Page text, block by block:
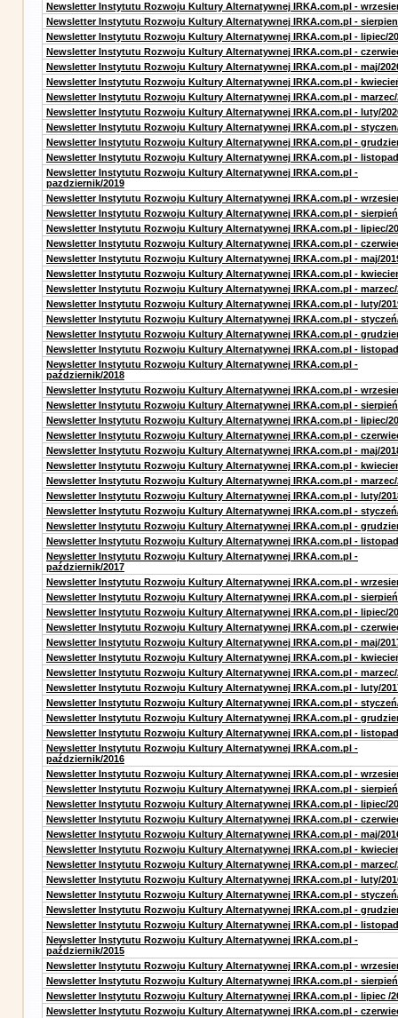
Newsletter Instytutu Rozwoju Kultury Alternatywnej IRKA.com.pl -
Newsletter Instytutu Rozwoju Kultury Alternatywnej IRKA.com.pl -
Newsletter Instytutu Rozwoju Kultury Alternatywnej IRKA.com.pl - lipiec/
Newsletter Instytutu Rozwoju Kultury Alternatywnej IRKA.com.pl -
Newsletter Instytutu Rozwoju Kultury Alternatywnej IRKA.com.pl - maj/
Newsletter Instytutu Rozwoju Kultury Alternatywnej IRKA.com.pl -
Newsletter Instytutu Rozwoju Kultury Alternatywnej IRKA.com.pl - marzec/
Newsletter Instytutu Rozwoju Kultury Alternatywnej IRKA.com.pl - luty/
Newsletter Instytutu Rozwoju Kultury Alternatywnej IRKA.com.pl -
Newsletter Instytutu Rozwoju Kultury Alternatywnej IRKA.com.pl -
Newsletter Instytutu Rozwoju Kultury Alternatywnej IRKA.com.pl -
Newsletter Instytutu Rozwoju Kultury Alternatywnej IRKA.com.pl -
pazdziernik/2019
Newsletter Instytutu Rozwoju Kultury Alternatywnej IRKA.com.pl -
Newsletter Instytutu Rozwoju Kultury Alternatywnej IRKA.com.pl -
Newsletter Instytutu Rozwoju Kultury Alternatywnej IRKA.com.pl - lipiec/
Newsletter Instytutu Rozwoju Kultury Alternatywnej IRKA.com.pl -
Newsletter Instytutu Rozwoju Kultury Alternatywnej IRKA.com.pl - maj/
Newsletter Instytutu Rozwoju Kultury Alternatywnej IRKA.com.pl -
Newsletter Instytutu Rozwoju Kultury Alternatywnej IRKA.com.pl - marzec/
Newsletter Instytutu Rozwoju Kultury Alternatywnej IRKA.com.pl - luty/
Newsletter Instytutu Rozwoju Kultury Alternatywnej IRKA.com.pl -
Newsletter Instytutu Rozwoju Kultury Alternatywnej IRKA.com.pl -
Newsletter Instytutu Rozwoju Kultury Alternatywnej IRKA.com.pl -
Newsletter Instytutu Rozwoju Kultury Alternatywnej IRKA.com.pl -
październik/2018
Newsletter Instytutu Rozwoju Kultury Alternatywnej IRKA.com.pl -
Newsletter Instytutu Rozwoju Kultury Alternatywnej IRKA.com.pl -
Newsletter Instytutu Rozwoju Kultury Alternatywnej IRKA.com.pl - lipiec/
Newsletter Instytutu Rozwoju Kultury Alternatywnej IRKA.com.pl -
Newsletter Instytutu Rozwoju Kultury Alternatywnej IRKA.com.pl - maj/
Newsletter Instytutu Rozwoju Kultury Alternatywnej IRKA.com.pl -
Newsletter Instytutu Rozwoju Kultury Alternatywnej IRKA.com.pl - marzec/
Newsletter Instytutu Rozwoju Kultury Alternatywnej IRKA.com.pl - luty/
Newsletter Instytutu Rozwoju Kultury Alternatywnej IRKA.com.pl -
Newsletter Instytutu Rozwoju Kultury Alternatywnej IRKA.com.pl -
Newsletter Instytutu Rozwoju Kultury Alternatywnej IRKA.com.pl -
Newsletter Instytutu Rozwoju Kultury Alternatywnej IRKA.com.pl -
październik/2017
Newsletter Instytutu Rozwoju Kultury Alternatywnej IRKA.com.pl -
Newsletter Instytutu Rozwoju Kultury Alternatywnej IRKA.com.pl -
Newsletter Instytutu Rozwoju Kultury Alternatywnej IRKA.com.pl - lipiec/
Newsletter Instytutu Rozwoju Kultury Alternatywnej IRKA.com.pl -
Newsletter Instytutu Rozwoju Kultury Alternatywnej IRKA.com.pl - maj/
Newsletter Instytutu Rozwoju Kultury Alternatywnej IRKA.com.pl -
Newsletter Instytutu Rozwoju Kultury Alternatywnej IRKA.com.pl - marzec/
Newsletter Instytutu Rozwoju Kultury Alternatywnej IRKA.com.pl - luty/
Newsletter Instytutu Rozwoju Kultury Alternatywnej IRKA.com.pl -
Newsletter Instytutu Rozwoju Kultury Alternatywnej IRKA.com.pl -
Newsletter Instytutu Rozwoju Kultury Alternatywnej IRKA.com.pl -
Newsletter Instytutu Rozwoju Kultury Alternatywnej IRKA.com.pl -
październik/2016
Newsletter Instytutu Rozwoju Kultury Alternatywnej IRKA.com.pl -
Newsletter Instytutu Rozwoju Kultury Alternatywnej IRKA.com.pl -
Newsletter Instytutu Rozwoju Kultury Alternatywnej IRKA.com.pl - lipiec/
Newsletter Instytutu Rozwoju Kultury Alternatywnej IRKA.com.pl -
Newsletter Instytutu Rozwoju Kultury Alternatywnej IRKA.com.pl - maj/
Newsletter Instytutu Rozwoju Kultury Alternatywnej IRKA.com.pl -
Newsletter Instytutu Rozwoju Kultury Alternatywnej IRKA.com.pl - marzec/
Newsletter Instytutu Rozwoju Kultury Alternatywnej IRKA.com.pl - luty/
Newsletter Instytutu Rozwoju Kultury Alternatywnej IRKA.com.pl -
Newsletter Instytutu Rozwoju Kultury Alternatywnej IRKA.com.pl -
Newsletter Instytutu Rozwoju Kultury Alternatywnej IRKA.com.pl -
Newsletter Instytutu Rozwoju Kultury Alternatywnej IRKA.com.pl -
październik/2015
Newsletter Instytutu Rozwoju Kultury Alternatywnej IRKA.com.pl -
Newsletter Instytutu Rozwoju Kultury Alternatywnej IRKA.com.pl -
Newsletter Instytutu Rozwoju Kultury Alternatywnej IRKA.com.pl - lipiec /
Newsletter Instytutu Rozwoju Kultury Alternatywnej IRKA.com.pl -